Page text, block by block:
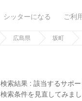
シッターになる ご利
広島県 坂町
検索結果 :該当するサポー
検索条件を見直してみまし